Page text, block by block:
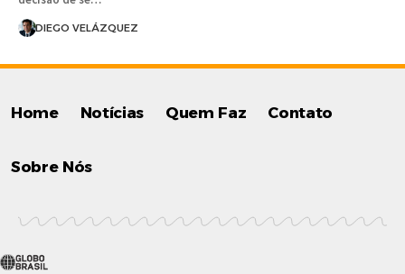
DIEGO VELÁZQUEZ
Home Notícias Quem Faz Contato
Sobre Nós